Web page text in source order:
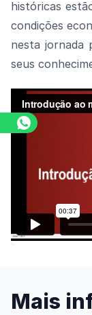
históricas
condições
nesta jornada
seus
Mais